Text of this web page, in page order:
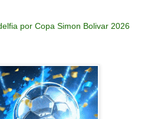
por Copa Simon Bolivar 2026